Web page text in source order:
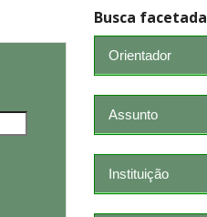
Busca facetada
Orientador
Assunto
Instituição